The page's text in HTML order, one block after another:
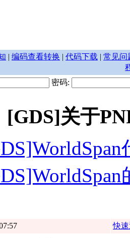
| 编码查看转换 | 代码下载 | 常见问
密码:
[GDS]关于
快